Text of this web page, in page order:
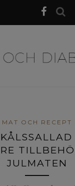
MAT OCH RECEPT
JULMATEN